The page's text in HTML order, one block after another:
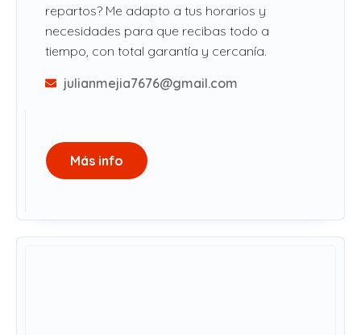
repartos? Me adapto a tus horarios y
necesidades para que recibas todo a
tiempo, con total garantía y cercanía.
julianmejia7676@gmail.com
Más info